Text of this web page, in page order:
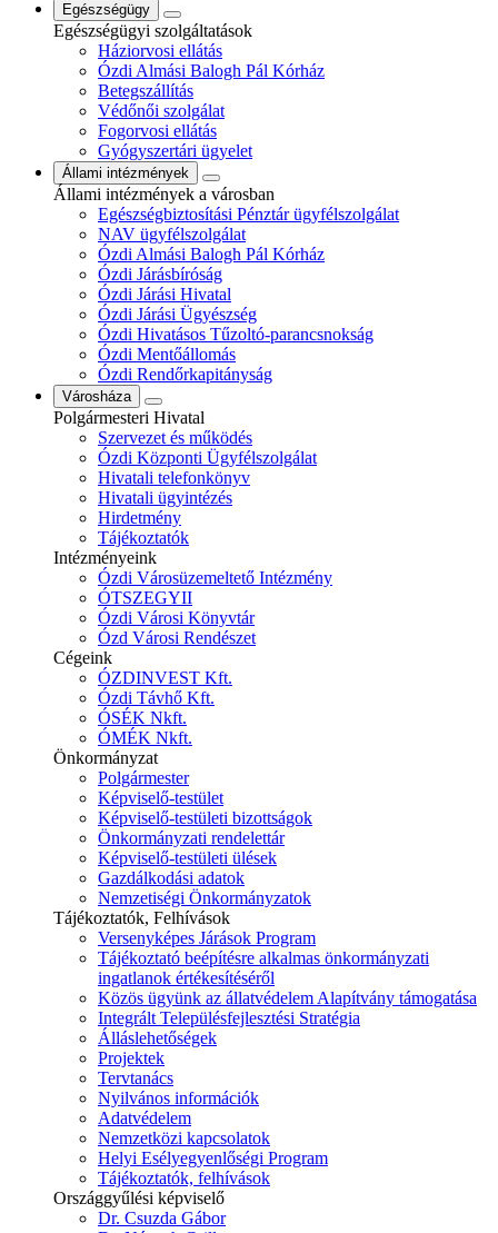
Egészségügy
Egészségügyi szolgáltatások
Háziorvosi ellátás
Ózdi Almási Balogh Pál Kórház
Betegszállítás
Védőnői szolgálat
Fogorvosi ellátás
Gyógyszertári ügyelet
Állami intézmények
Állami intézmények a városban
Egészségbiztosítási Pénztár ügyfélszolgálat
NAV ügyfélszolgálat
Ózdi Almási Balogh Pál Kórház
Ózdi Járásbíróság
Ózdi Járási Hivatal
Ózdi Járási Ügyészség
Ózdi Hivatásos Tűzoltó-parancsnokság
Ózdi Mentőállomás
Ózdi Rendőrkapitányság
Városháza
Polgármesteri Hivatal
Szervezet és működés
Ózdi Központi Ügyfélszolgálat
Hivatali telefonkönyv
Hivatali ügyintézés
Hirdetmény
Tájékoztatók
Intézményeink
Ózdi Városüzemeltető Intézmény
ÓTSZEGYII
Ózdi Városi Könyvtár
Ózd Városi Rendészet
Cégeink
ÓZDINVEST Kft.
Ózdi Távhő Kft.
ÓSÉK Nkft.
ÓMÉK Nkft.
Önkormányzat
Polgármester
Képviselő-testület
Képviselő-testületi bizottságok
Önkormányzati rendelettár
Képviselő-testületi ülések
Gazdálkodási adatok
Nemzetiségi Önkormányzatok
Tájékoztatók, Felhívások
Versenyképes Járások Program
Tájékoztató beépítésre alkalmas önkormányzati
ingatlanok értékesítéséről
Közös ügyünk az állatvédelem Alapítvány támogatása
Integrált Településfejlesztési Stratégia
Álláslehetőségek
Projektek
Tervtanács
Nyilvános információk
Adatvédelem
Nemzetközi kapcsolatok
Helyi Esélyegyenlőségi Program
Tájékoztatók, felhívások
Országgyűlési képviselő
Dr. Csuzda Gábor